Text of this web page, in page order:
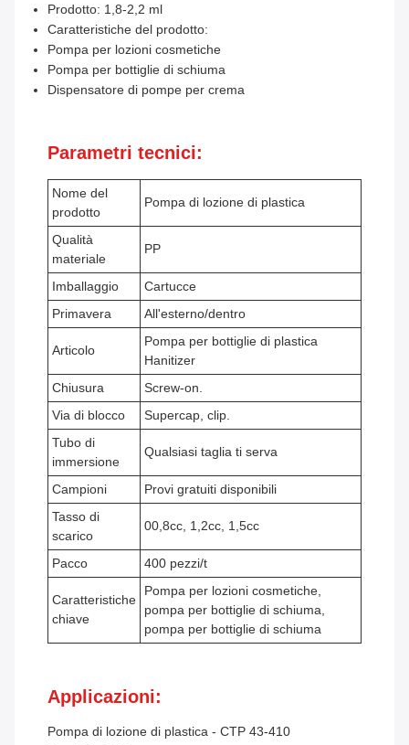
Prodotto: 1,8-2,2 ml
Caratteristiche del prodotto:
Pompa per lozioni cosmetiche
Pompa per bottiglie di schiuma
Dispensatore di pompe per crema
Parametri tecnici:
Nome del
prodotto
Pompa di lozione di plastica
Qualità
materiale
PP
Imballaggio
Cartucce
Primavera
All'esterno/dentro
Articolo
Pompa per bottiglie di plastica
Hanitizer
Chiusura
Screw-on.
Via di blocco
Supercap, clip.
Tubo di
immersione
Qualsiasi taglia ti serva
Campioni
Provi gratuiti disponibili
Tasso di
scarico
00,8cc, 1,2cc, 1,5cc
Pacco 400 pezzi/t
Caratteristiche
chiave
Pompa per lozioni cosmetiche,
pompa per bottiglie di schiuma,
pompa per bottiglie di schiuma
Applicazioni:
Pompa di lozione di plastica - CTP 43-410